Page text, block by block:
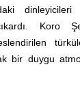
Koro
bir duygu